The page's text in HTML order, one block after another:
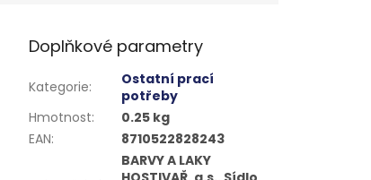
Doplňkové parametry
Kategorie:
Ostatní prací
potřeby
Hmotnost:
0.25 kg
EAN: 8710522828243
BARVY A LAKY